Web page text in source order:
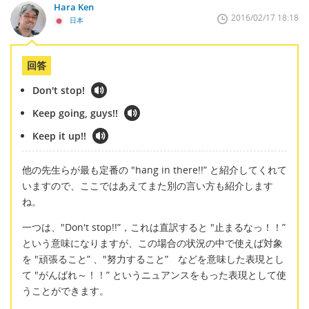
Hara Ken
日本 2016/02/17 18:18
回答
Don't stop!
Keep going, guys!!
Keep it up!!
他の先生らが最も定番の "hang in there!!” と紹介してくれて
いますので、ここではあえてまた別の言い方も紹介します
ね。
一つは、"Don't stop!!”，これは直訳すると "止まるなっ！！”
という意味になりますが、この場合の状況の中で使えば対象
を "頑張ること” 、"努力すること” などを意味した表現とし
て "がんばれ～！！” というニュアンスをもった表現として使
うことができます。